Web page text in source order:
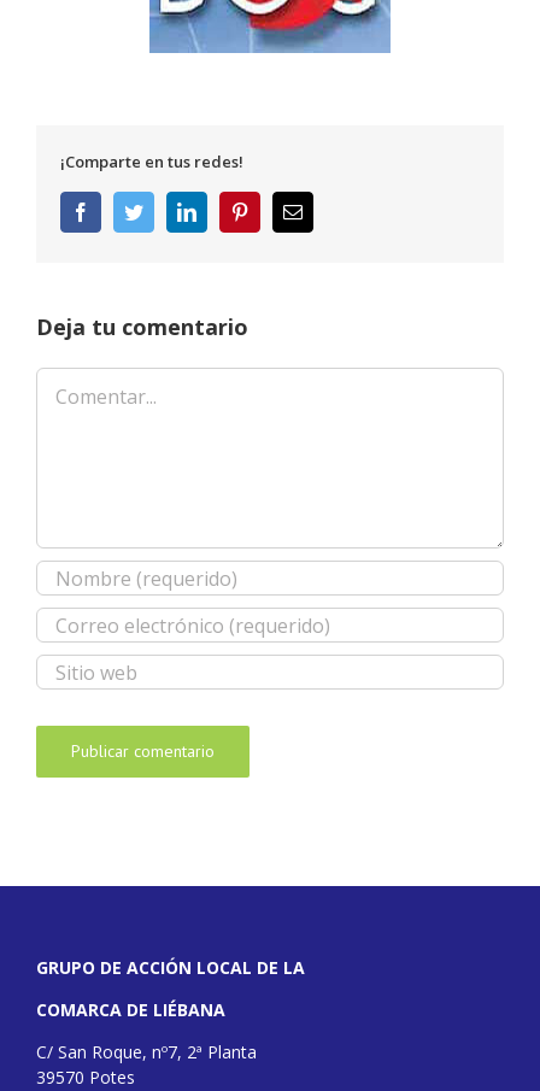
¡Comparte en tus redes!
FacebookTwitterLinkedInPinterestCorreo
electrónico
Deja tu comentario
Comentar
GRUPO DE ACCIÓN LOCAL DE LA
COMARCA DE LIÉBANA
C/ San Roque, nº7, 2ª Planta
39570 Potes